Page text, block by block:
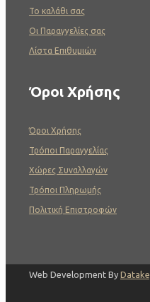
To καλάθι σας
Οι Παραγγελίες σας
Λίστα Επιθυμιών
Όροι Χρήσης
Όροι Χρήσης
Τρόποι Παραγγελίας
Χώρες Συναλλαγών
Τρόποι Πληρωμής
Πολιτική Επιστροφών
Web Development By